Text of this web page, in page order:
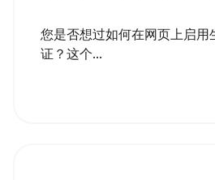
您是否想过如何在网页上启用
证？这个...